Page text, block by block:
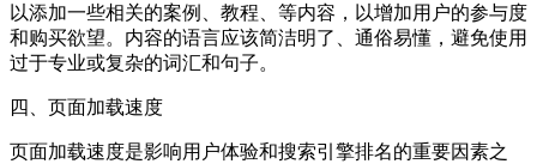
以添加一些相关的案例、教程、等内容，以增加用户的参与度
和购买欲望。内容的语言应该简洁明了、通俗易懂，避免使用
过于专业或复杂的词汇和句子。
四、页面加载速度
页面加载速度是影响用户体验和搜索引擎排名的重要因素之